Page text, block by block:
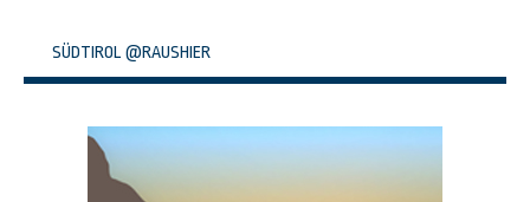
SÜDTIROL @RAUSHIER